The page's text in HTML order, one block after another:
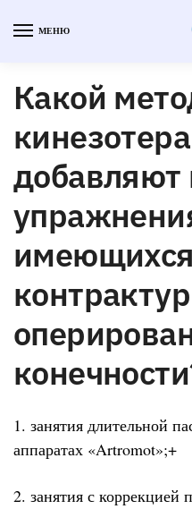
МЕНЮ
Какой
1. занятия длительной
аппаратах «Artromot»;+
2. занятия с коррекцией